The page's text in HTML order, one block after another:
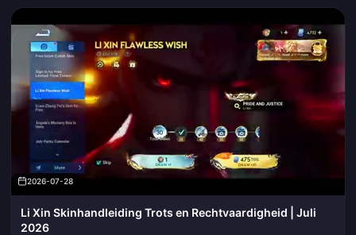
2026-07-28
Li Xin Skinhandleiding Trots en Rechtvaardigheid | Juli
2026